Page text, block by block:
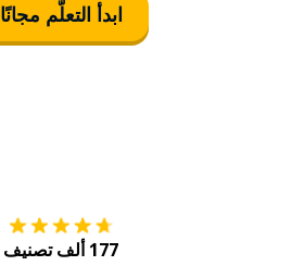
ابدأ التعلُّم مجانًا
177 ألف تصنيف